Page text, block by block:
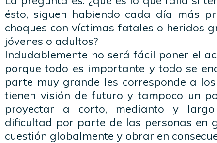
ésto, siguen habiendo cada día más
choques con víctimas fatales o heridos
jóvenes o adultos?
Indudablemente no será fácil poner el
porque todo es importante y todo se
parte muy grande les corresponde a
tienen visión de futuro y tampoco un
proyectar a corto, medianto y
dificultad por parte de las personas en
cuestión globalmente y obrar en